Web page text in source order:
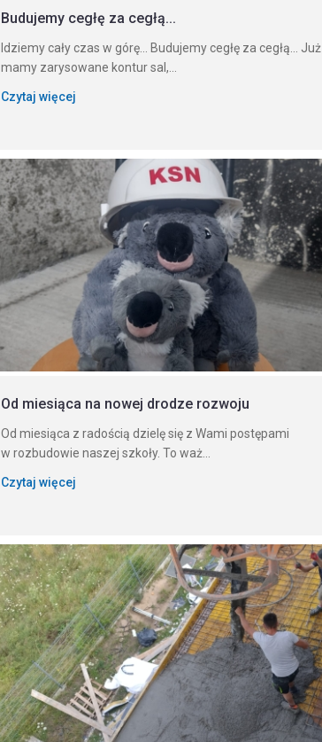
Budujemy cegłę za cegłą...
Idziemy cały czas w górę... Budujemy cegłę za cegłą... Już
mamy zarysowane kontur sal,...
Czytaj więcej
Od miesiąca na nowej drodze rozwoju
Od miesiąca z radością dzielę się z Wami postępami
w rozbudowie naszej szkoły. To waż...
Czytaj więcej